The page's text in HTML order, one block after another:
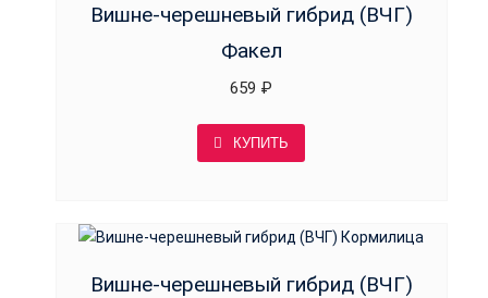
Вишне-черешневый гибрид (ВЧГ)
Факел
659 ₽
КУПИТЬ
Вишне-черешневый гибрид (ВЧГ)